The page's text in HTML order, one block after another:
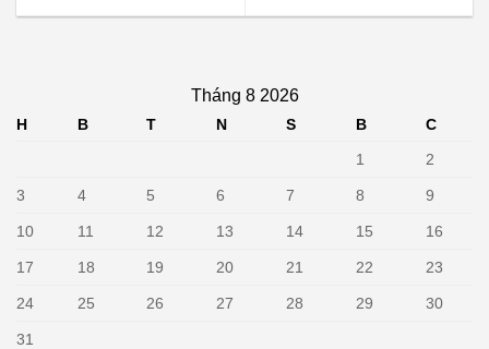
Tháng 8 2026
H B T N S B
C
1
2
3 4 5 6 7 8 9
10 11 12 13 14 15 16
17 18 19 20 21 22 23
24 25 26 27 28 29 30
31